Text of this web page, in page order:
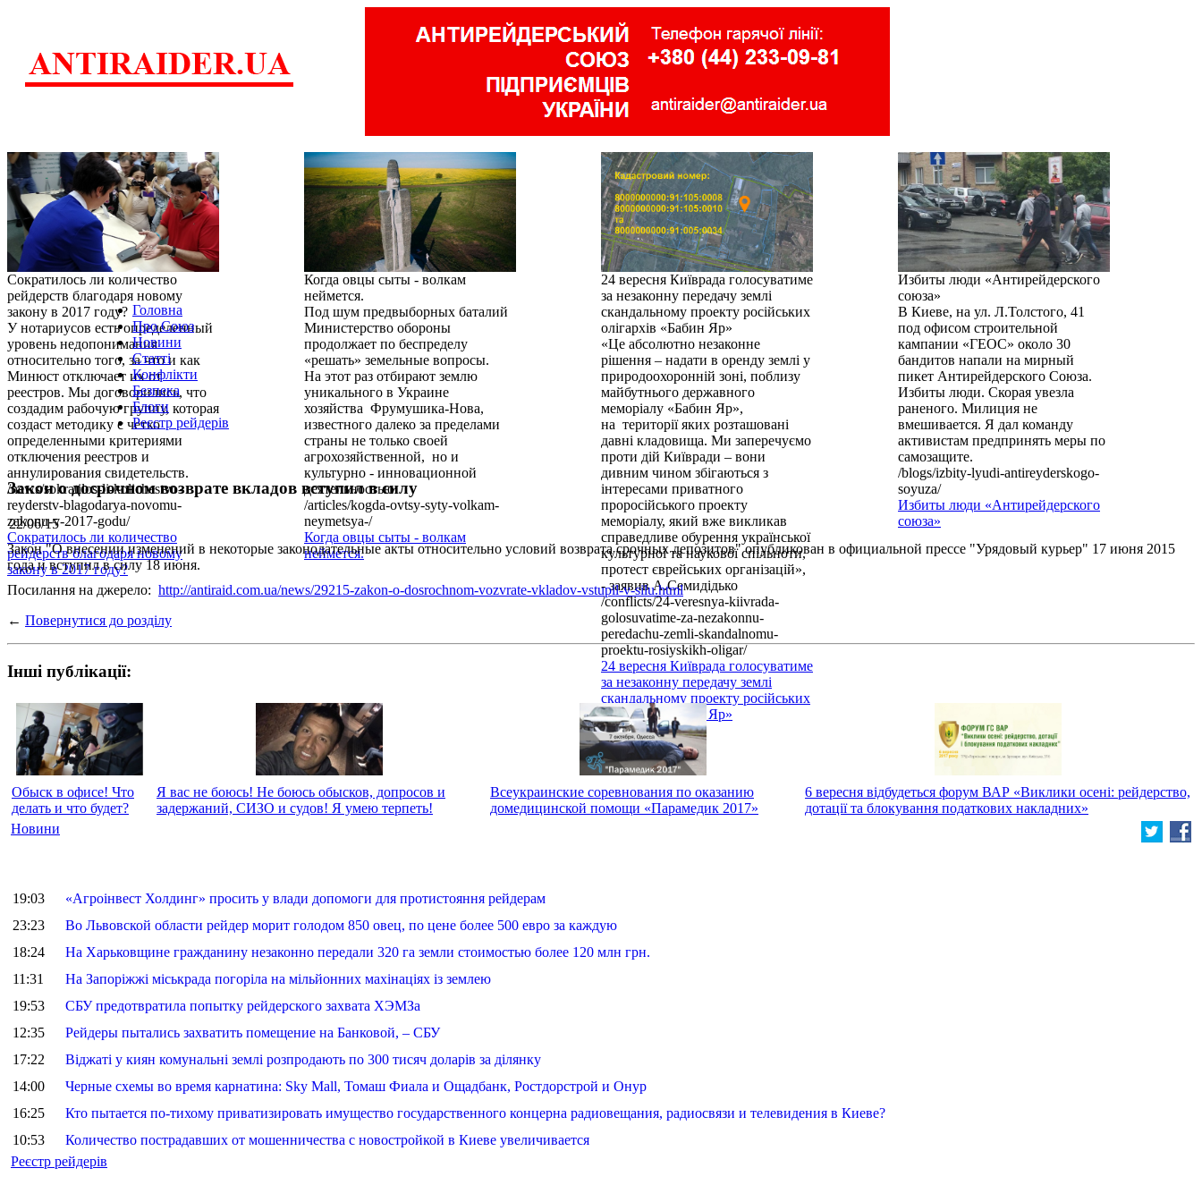
Сократилось ли количество
рейдерств благодаря новому
закону в 2017 году?
У нотариусов есть определенный
уровень недопонимания
относительно того, за что и как
Минюст отключает их от
реестров. Мы договорились, что
создадим рабочую группу, которая
создаст методику с четко
определенными критериями
отключения реестров и
аннулирования свидетельств.
/news/sokratilos-li-kolichestvo-
reyderstv-blagodarya-novomu-
zakonu-v-2017-godu/
Сократилось ли количество
рейдерств благодаря новому
закону в 2017 году?
Когда овцы сыты - волкам
неймется.
Под шум предвыборных баталий
Министерство обороны
продолжает по беспределу
«решать» земельные вопросы.
На этот раз отбирают землю
уникального в Украине
хозяйства Фрумушика-Нова,
известного далеко за пределами
страны не только своей
агрохозяйственной, но и
культурно - инновационной
деятельностью.
/articles/kogda-ovtsy-syty-volkam-
neymetsya-/
Когда овцы сыты - волкам
неймется.
24 вересня Київрада голосуватиме
за незаконну передачу землі
скандальному проекту російських
олігархів «Бабин Яр»
«Це абсолютно незаконне
рішення – надати в оренду землі у
природоохоронній зоні, поблизу
майбутнього державного
меморіалу «Бабин Яр»,
на території яких розташовані
давні кладовища. Ми заперечуємо
проти дій Київради – вони
дивним чином збігаються з
інтересами приватного
проросійського проекту
меморіалу, який вже викликав
справедливе обурення української
культурної та наукової спільноти,
протест єврейських організацій»,
- заявив А.Семидідько
/conflicts/24-veresnya-kiivrada-
golosuvatime-za-nezakonnu-
peredachu-zemli-skandalnomu-
proektu-rosiyskikh-oligar/
24 вересня Київрада голосуватиме
за незаконну передачу землі
скандальному проекту російських
олігархів «Бабин Яр»
Избиты люди «Антирейдерского
союза»
В Киеве, на ул. Л.Толстого, 41
под офисом строительной
кампании «ГЕОС» около 30
бандитов напали на мирный
пикет Антирейдерского Союза.
Избиты люди. Скорая увезла
раненого. Милиция не
вмешивается. Я дал команду
активистам предпринять меры по
самозащите.
/blogs/izbity-lyudi-antireyderskogo-
soyuza/
Избиты люди «Антирейдерского
союза»
Головна
Про Союз
Новини
Статті
Конфлікти
Безпека
Блоги
Реєстр рейдерів
Закон о досрочном возврате вкладов вступил в силу
22/06/15
Закон "О внесении изменений в некоторые законодательные акты относительно условий возврата срочных депозитов" опубликован в официальной прессе "Урядовый курьер" 17 июня 2015
года и вступил в силу 18 июня.
Посилання на джерело: http://antiraid.com.ua/news/29215-zakon-o-dosrochnom-vozvrate-vkladov-vstupil-v-silu.html
← Повернутися до розділу
Інші публікації:
Обыск в офисе! Что
делать и что будет?
Я вас не боюсь! Не боюсь обысков, допросов и
задержаний, СИЗО и судов! Я умею терпеть!
Всеукраинские соревнования по оказанию
домедицинской помощи «Парамедик 2017»
6 вересня відбудеться форум ВАР «Виклики осені: рейдерство,
дотації та блокування податкових накладних»
Новини
19:03
«Агроінвест Холдинг» просить у влади допомоги для протистояння рейдерам
23:23
Во Львовской области рейдер морит голодом 850 овец, по цене более 500 евро за каждую
18:24
На Харьковщине гражданину незаконно передали 320 га земли стоимостью более 120 млн грн.
11:31
На Запоріжжі міськрада погоріла на мільйонних махінаціях із землею
19:53
СБУ предотвратила попытку рейдерского захвата ХЭМЗа
12:35
Рейдеры пытались захватить помещение на Банковой, – СБУ
17:22
Віджаті у киян комунальні землі розпродають по 300 тисяч доларів за ділянку
14:00
Черные схемы во время карнатина: Sky Mall, Томаш Фиала и Ощадбанк, Ростдорстрой и Онур
16:25
Кто пытается по-тихому приватизировать имущество государственного концерна радиовещания, радиосвязи и телевидения в Киеве?
10:53
Количество пострадавших от мошенничества с новостройкой в Киеве увеличивается
Реєстр рейдерів